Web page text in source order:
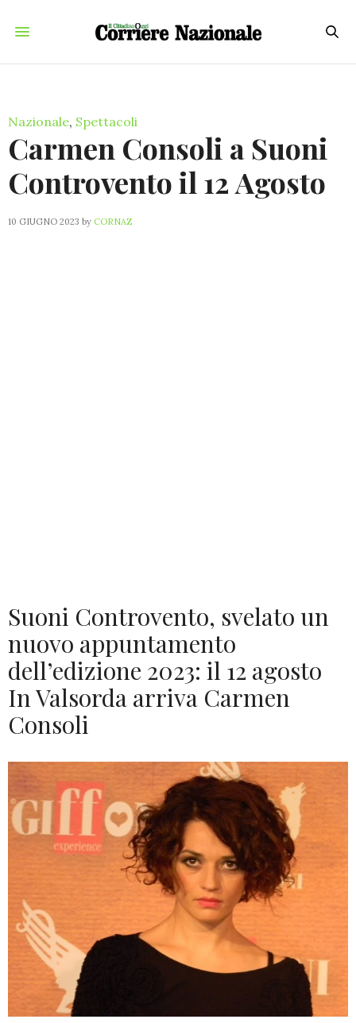
Nazionale, Spettacoli
Carmen Consoli a Suoni
Controvento il 12 Agosto
10 GIUGNO 2023 by CORNAZ
Suoni Controvento, svelato un
nuovo appuntamento
dell’edizione 2023: il 12 agosto
In Valsorda arriva Carmen
Consoli